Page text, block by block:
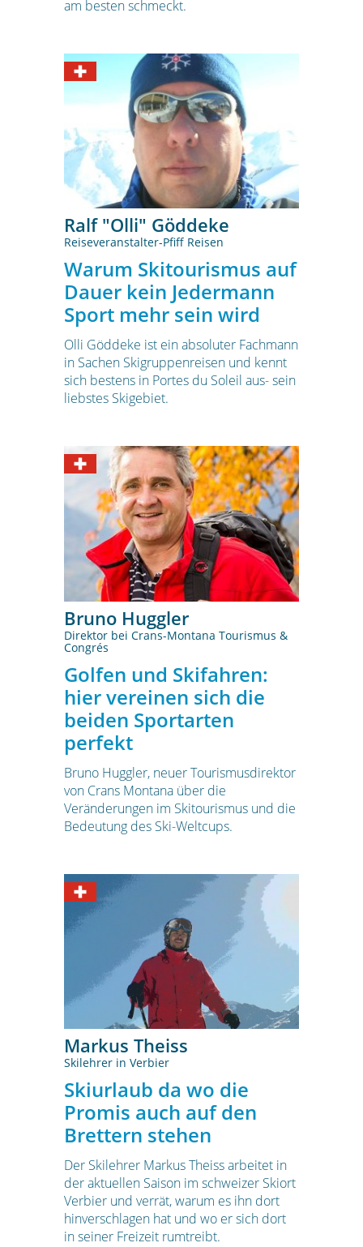
am besten schmeckt.
Ralf "Olli" Göddeke
Reiseveranstalter-Pfiff Reisen
Warum Skitourismus auf
Dauer kein Jedermann
Sport mehr sein wird
Olli Göddeke ist ein absoluter Fachmann
in Sachen Skigruppenreisen und kennt
sich bestens in Portes du Soleil aus- sein
liebstes Skigebiet.
Bruno Huggler
Direktor bei Crans-Montana Tourismus &
Congrés
Golfen und Skifahren:
hier vereinen sich die
beiden Sportarten
perfekt
Bruno Huggler, neuer Tourismusdirektor
von Crans Montana über die
Veränderungen im Skitourismus und die
Bedeutung des Ski-Weltcups.
Markus Theiss
Skilehrer in Verbier
Skiurlaub da wo die
Promis auch auf den
Brettern stehen
Der Skilehrer Markus Theiss arbeitet in
der aktuellen Saison im schweizer Skiort
Verbier und verrät, warum es ihn dort
hinverschlagen hat und wo er sich dort
in seiner Freizeit rumtreibt.